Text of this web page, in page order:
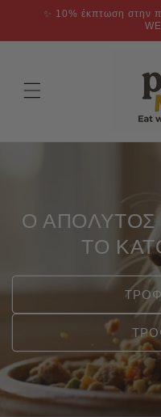
μετάβαση
περιεχόμενο
✨ 10% έκπτωση στην
Ο ΑΠΟΛΥΤΟΣ
ΤΟ